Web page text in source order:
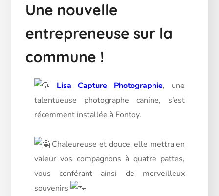
Une nouvelle
entrepreneuse sur la
commune !
Lisa Capture Photographie, une
talentueuse photographe canine, s’est
récemment installée à Fontoy.
Chaleureuse et douce, elle mettra en
valeur vos compagnons à quatre pattes,
vous conférant ainsi de merveilleux
souvenirs